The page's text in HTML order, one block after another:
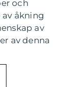
och
åkning
av
av denna